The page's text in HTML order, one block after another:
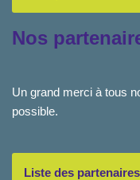
Nos
Un grand merci à tous
possible.
Liste des partenaires